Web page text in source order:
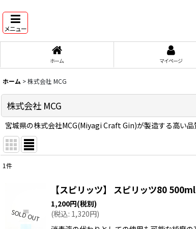
メニュー
ホーム マイページ
ホーム >株式会社 MCG
株式会社 MCG
宮城県の株式会社MCG(Miyagi Craft Gin)が製造する高い
並び順:
1件
【スピリッツ】 スピリッツ80 500ml
1,200円(税別)
(税込: 1,320円)